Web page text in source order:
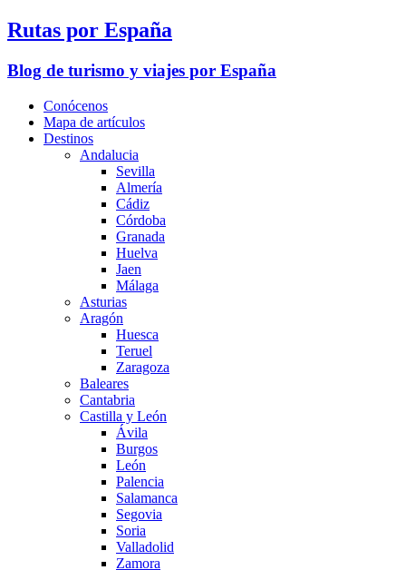
Rutas por España
Blog de turismo y viajes por España
Conócenos
Mapa de artículos
Destinos
Andalucia
Sevilla
Almería
Cádiz
Córdoba
Granada
Huelva
Jaen
Málaga
Asturias
Aragón
Huesca
Teruel
Zaragoza
Baleares
Cantabria
Castilla y León
Ávila
Burgos
León
Palencia
Salamanca
Segovia
Soria
Valladolid
Zamora